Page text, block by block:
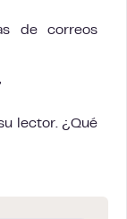
de correos
lector. ¿Qué